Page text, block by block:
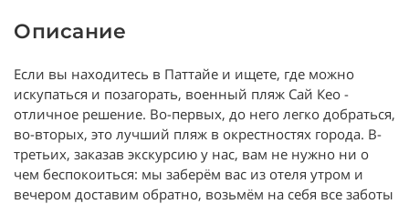
Описание
Если вы находитесь в Паттайе и ищете, где можно
искупаться и позагорать, военный пляж Сай Кео -
отличное решение. Во-первых, до него легко добраться,
во-вторых, это лучший пляж в окрестностях города. В-
третьих, заказав экскурсию у нас, вам не нужно ни о
чем беспокоиться: мы заберём вас из отеля утром и
вечером доставим обратно, возьмём на себя все заботы